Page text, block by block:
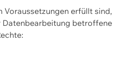
Voraussetzungen erfüllt sind,
Datenbearbeitung betroffene